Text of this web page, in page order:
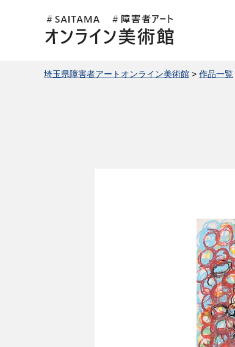
埼玉県障害者アートオンライン美
術館
埼玉県障害者アートオンライン美術館 > 作品一覧